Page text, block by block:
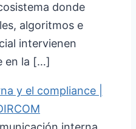
donde
algoritmos e
intervienen
en la […]
y el compliance |